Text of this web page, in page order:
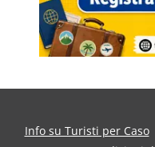
Info su Turisti per Caso